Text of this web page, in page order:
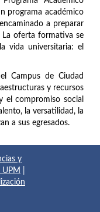
programa académico
a preparar
La oferta formativa se
vida universitaria: el
Campus de Ciudad
y recursos
el compromiso social
la versatilidad, la
a sus egresados.
y